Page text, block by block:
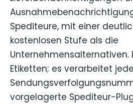
Spediteure, mit einer
kostenlosen Stufe als die
Unternehmensalternativen.
Etiketten; es verarbeitet jede
vorgelagerte Spediteur-